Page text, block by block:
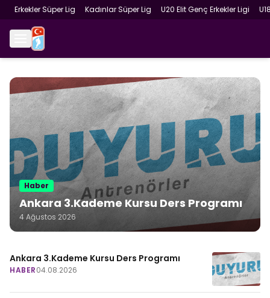
Erkekler Süper Lig Kadınlar Süper Lig U20 Elit Genç Erkekler Ligi
Haber
Ankara 3.Kademe Kursu Ders Programı
4 Ağustos 2026
Ankara 3.Kademe Kursu Ders Programı
HABER04.08.2026